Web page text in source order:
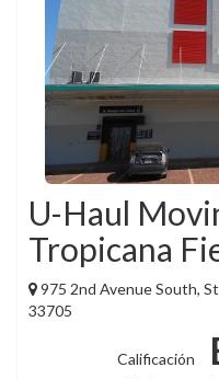
U-Haul
Tropicana
975 2nd Avenue South,
33705
Calificación